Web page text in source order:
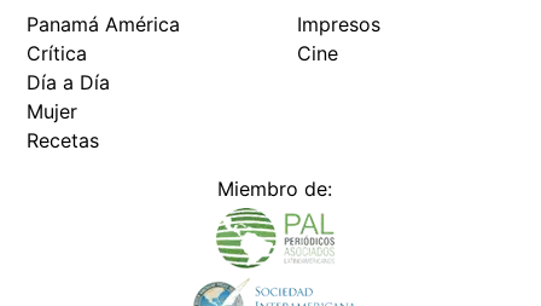
Panamá América
Crítica
Día a Día
Mujer
Recetas
Impresos
Cine
Miembro de: